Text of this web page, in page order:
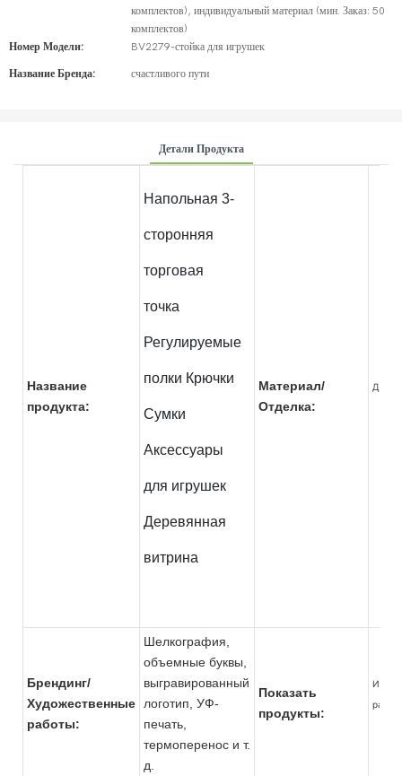
комплектов), индивидуальный материал (мин. Заказ: 50
комплектов)
Номер Модели:
BV2279-стойка для игрушек
Название Бренда: счастливого пути
Детали Продукта
Название
продукта:
Напольная 3-
сторонняя
торговая
точка
Регулируемые
полки Крючки
Сумки
Аксессуары
для игрушек
Деревянная
витрина
Материал/
Отделка:
Брендинг/
Художественные
работы:
Шелкография,
объемные буквы,
выгравированный
логотип, УФ-
печать,
термоперенос и т.
д.
Показать
продукты: